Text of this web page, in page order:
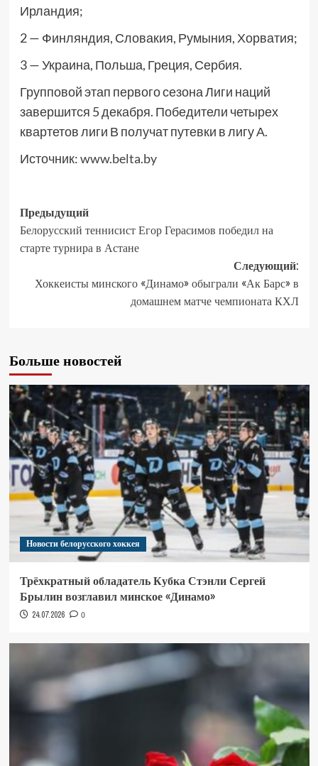
Ирландия;
2 — Финляндия, Словакия, Румыния, Хорватия;
3 — Украина, Польша, Греция, Сербия.
Групповой этап первого сезона Лиги наций
завершится 5 декабря. Победители четырех
квартетов лиги В получат путевки в лигу А.
Источник:www.belta.by
Предыдущий
Белорусский теннисист Егор Герасимов победил на
старте турнира в Астане
Следующий:
Хоккеисты минского «Динамо» обыграли «Ак Барс» в
домашнем матче чемпионата КХЛ
Больше новостей
Новости белорусского хоккея
Трёхкратный обладатель Кубка Стэнли Сергей
Брылин возглавил минское «Динамо»
24.07.2026 0